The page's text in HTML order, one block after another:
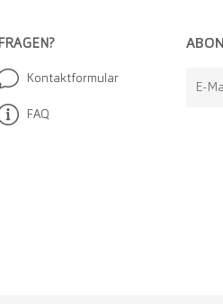
FRAGEN?
Kontaktformular
FAQ
E-